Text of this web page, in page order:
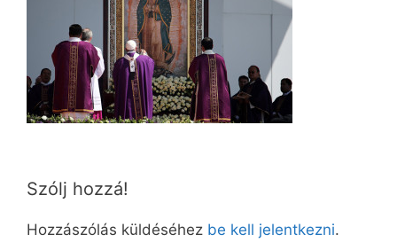
Szólj hozzá!
Hozzászólás küldéséhez be kell jelentkezni.